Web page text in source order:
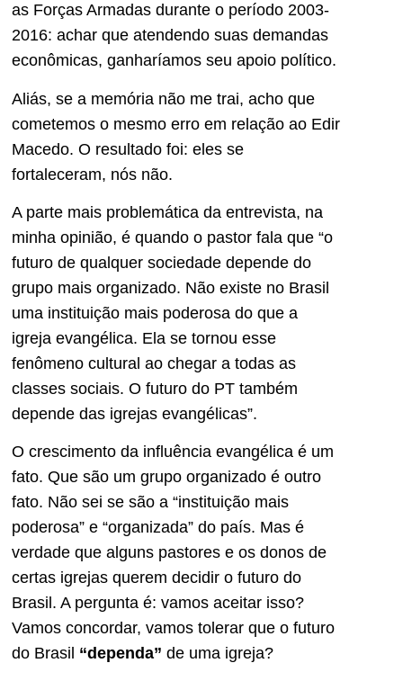
as Forças Armadas durante o período 2003-
2016: achar que atendendo suas demandas
econômicas, ganharíamos seu apoio político.
Aliás, se a memória não me trai, acho que
cometemos o mesmo erro em relação ao Edir
Macedo. O resultado foi: eles se
fortaleceram, nós não.
A parte mais problemática da entrevista, na
minha opinião, é quando o pastor fala que “o
futuro de qualquer sociedade depende do
grupo mais organizado. Não existe no Brasil
uma instituição mais poderosa do que a
igreja evangélica. Ela se tornou esse
fenômeno cultural ao chegar a todas as
classes sociais. O futuro do PT também
depende das igrejas evangélicas”.
O crescimento da influência evangélica é um
fato. Que são um grupo organizado é outro
fato. Não sei se são a “instituição mais
poderosa” e “organizada” do país. Mas é
verdade que alguns pastores e os donos de
certas igrejas querem decidir o futuro do
Brasil. A pergunta é: vamos aceitar isso?
Vamos concordar, vamos tolerar que o futuro
do Brasil “dependa” de uma igreja?